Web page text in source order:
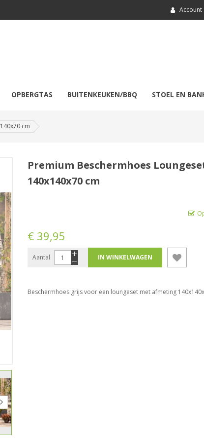
Account
OPBERGTAS BUITENKEUKEN/BBQ STOEL EN
cm
Premium Beschermhoes
140x140x70 cm
€ 39,95
Aantal IN WINKELWAGEN
Beschermhoes grijs voor een loungeset met afmeting